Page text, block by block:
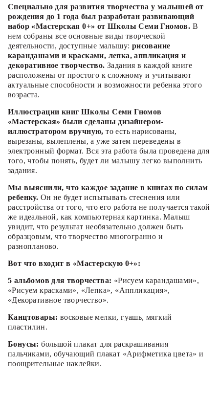
Специально для развития творчества у малышей от
рождения до 1 года был разработан развивающий
набор «Мастерская 0+» от Школы Семи Гномов. В
нем собраны все основные виды творческой
деятельности, доступные малышу: рисование
карандашами и красками, лепка, аппликация и
декоративное творчество. Задания в каждой книге
расположены от простого к сложному и учитывают
актуальные способности и возможности ребенка этого
возраста.
Иллюстрации книг Школы Семи Гномов
«Мастерская» были сделаны дизайнером-
иллюстратором вручную, то есть нарисованы,
вырезаны, вылеплены, а уже затем переведены в
электронный формат. Вся эта работа была проведена для
того, чтобы понять, будет ли малышу легко выполнить
задания.
Мы выяснили, что каждое задание в книгах по силам
ребенку. Он не будет испытывать стеснения или
расстройства от того, что его работа не получается такой
же идеальной, как компьютерная картинка. Малыш
увидит, что результат необязательно должен быть
образцовым, что творчество многогранно и
разнопланово.
Вот что входит в «Мастерскую 0+»:
5 альбомов для творчества: «Рисуем карандашами»,
«Рисуем красками», «Лепка», «Аппликация»,
«Декоративное творчество».
Канцтовары: восковые мелки, гуашь, мягкий
пластилин.
Бонусы: большой плакат для раскрашивания
пальчиками, обучающий плакат «Арифметика цвета» и
поощрительные наклейки.